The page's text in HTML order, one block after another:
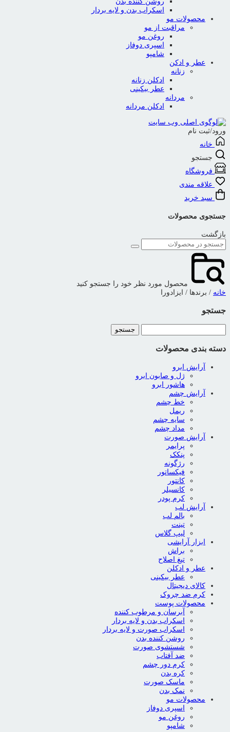
اسکراب بدن و لایه بردار
محصولات مو
مراقبت از مو
روغن مو
اسپری دوفاز
شامپو
عطر و ادکن
زنانه
ادکلن زنانه
عطر بیکینی
مردانه
ادکلن مردانه
ورود/ثبت نام
خانه
جستجو
فروشگاه
علاقه مندی
سبد خرید
جستجوی محصولات
بازگشت
محصول مورد نظر خود را جستجو کنید
خانه / برندها / ایزادورا
جستجو
برای:
دسته بندی محصولات
آرایش ابرو
ژل و صابون ابرو
هاشور ابرو
آرایش چشم
خط چشم
ریمل
سایه چشم
مداد چشم
آرایش صورت
پرایمر
پنکک
رژگونه
فیکساتور
کانتور
کانسیلر
کرم پودر
آرایش لب
بالم لب
تینت
لیپ گلاس
ابزار آرایشی
براش
تیغ اصلاح
عطر و ادکلن
عطر بیکینی
کالای دیجیتال
کرم ضد چروک
محصولات پوست
آبرسان و مرطوب کننده
اسکراب بدن و لایه بردار
اسکراب صورت و لایه بردار
روشن کننده بدن
شستشوی صورت
ضد آفتاب
کرم دور چشم
کره بدن
ماسک صورت
نمک بدن
محصولات مو
اسپری دوفاز
روغن مو
شامپو